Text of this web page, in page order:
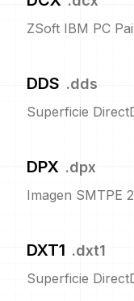
ZSoft IBM PC
DDS .dds
Superficie
DPX .dpx
Imagen SMTPE
DXT1 .dxt1
Superficie